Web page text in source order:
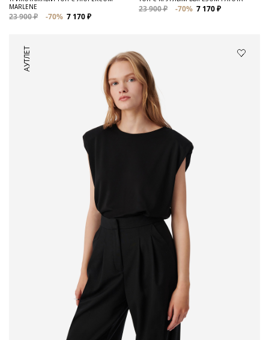
MARLENE
23 900 ₽ -70% 7 170 ₽
23 900 ₽ -70% 7 170 ₽
АУТЛЕТ